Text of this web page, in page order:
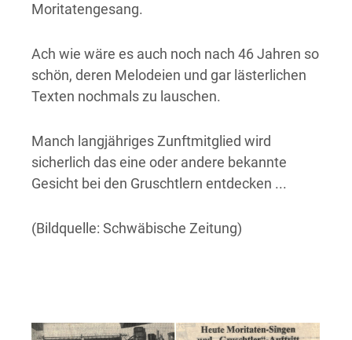
Moritatengesang.
Ach wie wäre es auch noch nach 46 Jahren so
schön, deren Melodeien und gar lästerlichen
Texten nochmals zu lauschen.
Manch langjähriges Zunftmitglied wird
sicherlich das eine oder andere bekannte
Gesicht bei den Gruschtlern entdecken ...
(Bildquelle: Schwäbische Zeitung)